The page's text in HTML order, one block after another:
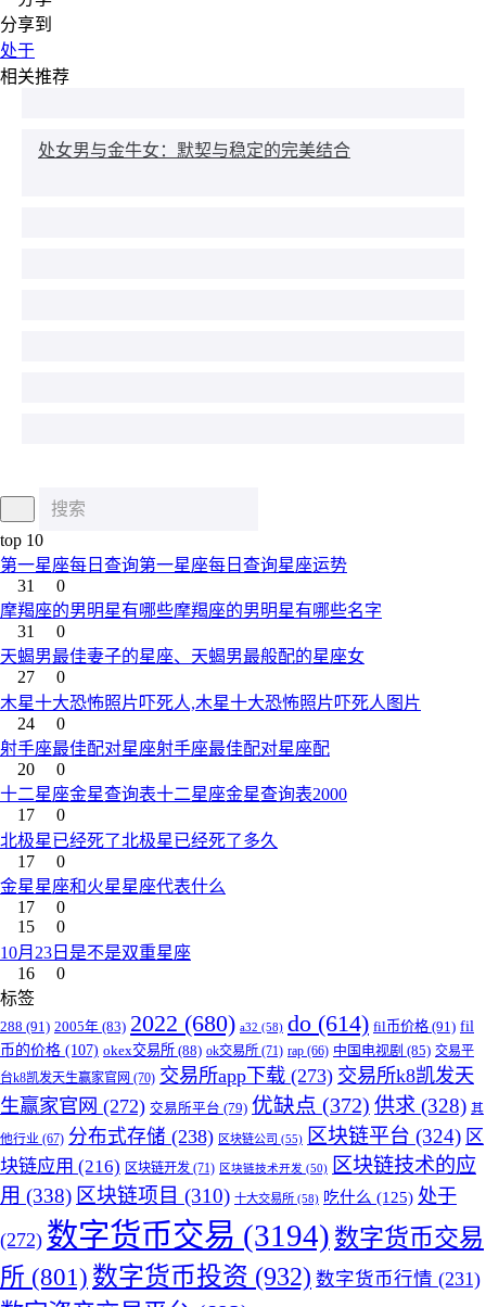
分享到
处于
相关推荐
处女男与金牛女：默契与稳定的完美结合
top 10
第一星座每日查询第一星座每日查询星座运势
31
0
摩羯座的男明星有哪些摩羯座的男明星有哪些名字
31
0
天蝎男最佳妻子的星座、天蝎男最般配的星座女
27
0
木星十大恐怖照片吓死人,木星十大恐怖照片吓死人图片
24
0
射手座最佳配对星座射手座最佳配对星座配
20
0
十二星座金星查询表十二星座金星查询表2000
17
0
北极星已经死了北极星已经死了多久
17
0
金星星座和火星星座代表什么
17
0
15
0
10月23日是不是双重星座
16
0
标签
288 (91) 2005年 (83) 2022 (680) a32 (58) do (614) fil币价格 (91) fil
币的价格 (107) okex交易所 (88) ok交易所 (71) rap (66) 中国电视剧 (85) 交易平
台k8凯发天生赢家官网 (70) 交易所app下载 (273) 交易所k8凯发天
生赢家官网 (272) 交易所平台 (79) 优缺点 (372) 供求 (328) 其
他行业 (67) 分布式存储 (238) 区块链公司 (55) 区块链平台 (324) 区
块链应用 (216) 区块链开发 (71) 区块链技术开发 (50)
区块链技术的应
用 (338) 区块链项目 (310) 十大交易所 (58) 吃什么 (125) 处于
(272) 数字货币交易 (3194) 数字货币交易
所 (801) 数字货币投资 (932) 数字货币行情 (231)